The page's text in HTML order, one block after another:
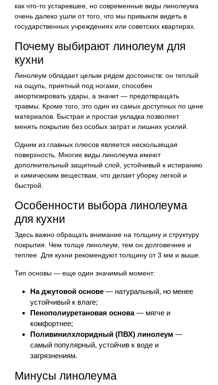
как что-то устаревшее, но современные виды линолеума
очень далеко ушли от того, что мы привыкли видеть в
государственных учреждениях или советских квартирах.
Почему выбирают линолеум для
кухни
Линолеум обладает целым рядом достоинств: он теплый
на ощупь, приятный под ногами, способен
амортизировать удары, а значит — предотвращать
травмы. Кроме того, это один из самых доступных по цене
материалов. Быстрая и простая укладка позволяет
менять покрытие без особых затрат и лишних усилий.
Одним из главных плюсов является нескользящая
поверхность. Многие виды линолеума имеют
дополнительный защитный слой, устойчивый к истиранию
и химическим веществам, что делает уборку легкой и
быстрой.
Особенности выбора линолеума
для кухни
Здесь важно обращать внимание на толщину и структуру
покрытия. Чем толще линолеум, тем он долговечнее и
теплее. Для кухни рекомендуют толщину от 3 мм и выше.
Тип основы — еще один значимый момент:
На джутовой основе — натуральный, но менее
устойчивый к влаге;
Пенополиуретановая основа— мягче и
комфортнее;
Поливинилхлоридный (ПВХ) линолеум —
самый популярный, устойчив к воде и
загрязнениям.
Минусы линолеума